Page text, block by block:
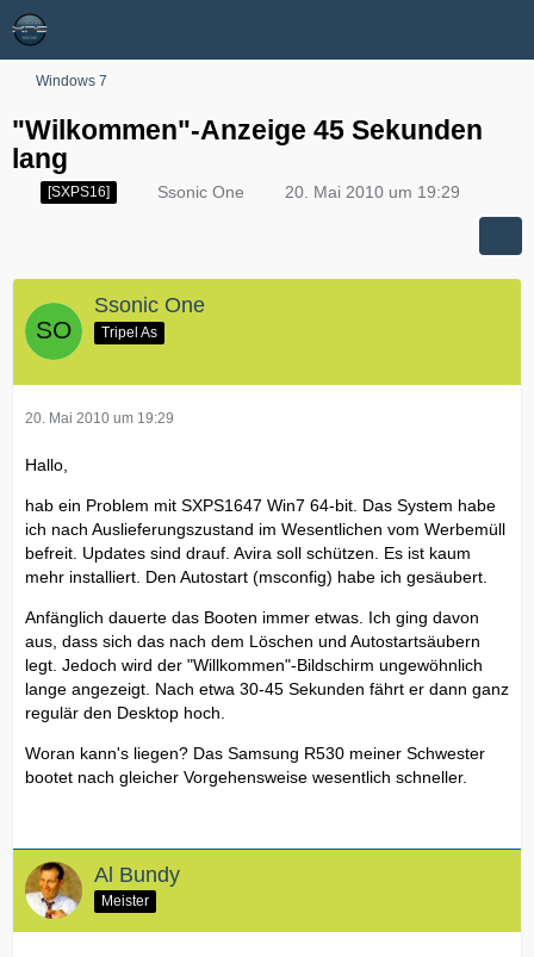
Windows 7
"Wilkommen"-Anzeige 45 Sekunden
lang
[SXPS16] Ssonic One 20. Mai 2010 um 19:29
Ssonic One
Tripel As
20. Mai 2010 um 19:29
Hallo,
hab ein Problem mit SXPS1647 Win7 64-bit. Das System habe
ich nach Auslieferungszustand im Wesentlichen vom Werbemüll
befreit. Updates sind drauf. Avira soll schützen. Es ist kaum
mehr installiert. Den Autostart (msconfig) habe ich gesäubert.
Anfänglich dauerte das Booten immer etwas. Ich ging davon
aus, dass sich das nach dem Löschen und Autostartsäubern
legt. Jedoch wird der "Willkommen"-Bildschirm ungewöhnlich
lange angezeigt. Nach etwa 30-45 Sekunden fährt er dann ganz
regulär den Desktop hoch.
Woran kann's liegen? Das Samsung R530 meiner Schwester
bootet nach gleicher Vorgehensweise wesentlich schneller.
Al Bundy
Meister